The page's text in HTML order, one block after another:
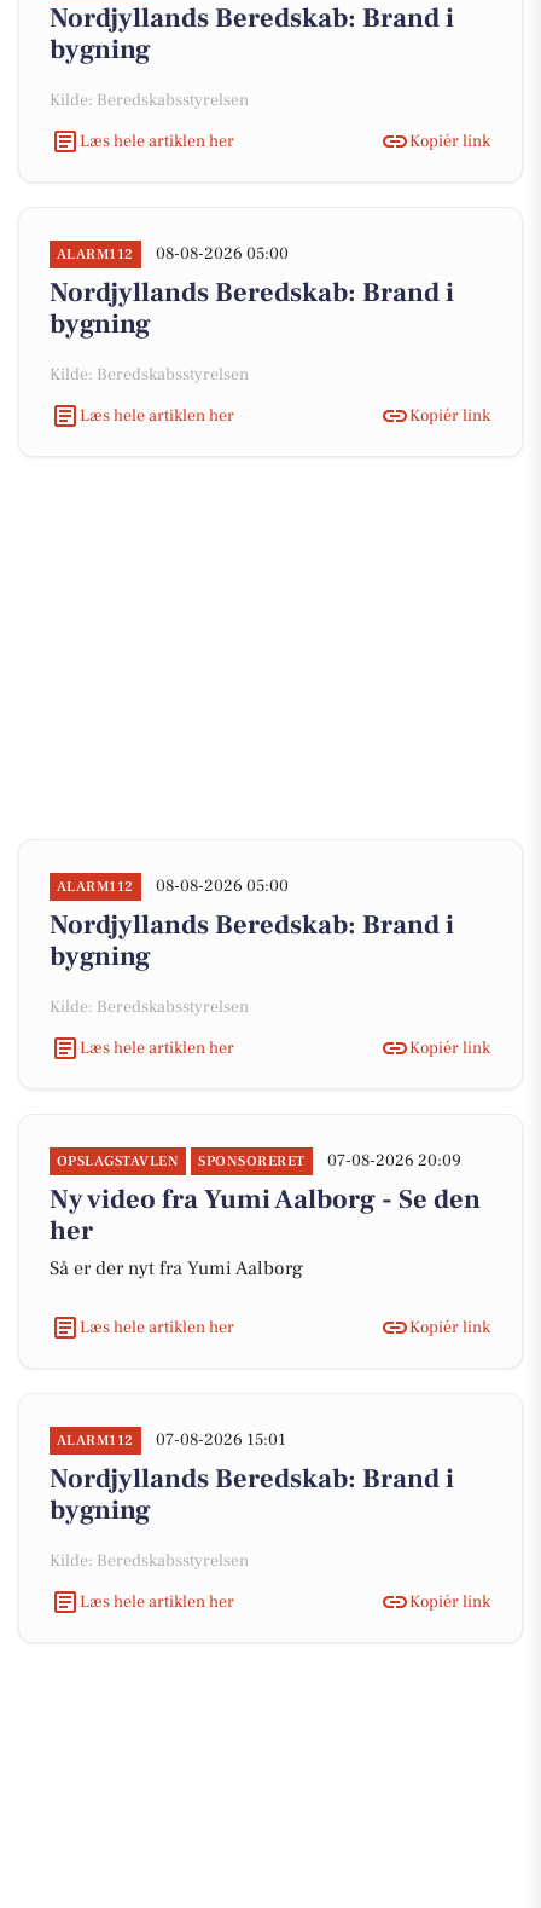
Nordjyllands Beredskab: Brand i
bygning
Kilde: Beredskabsstyrelsen
Læs hele artiklen her
Kopiér link
ALARM112 08-08-2026 05:00
Nordjyllands Beredskab: Brand i
bygning
Kilde: Beredskabsstyrelsen
Læs hele artiklen her
Kopiér link
ALARM112 08-08-2026 05:00
Nordjyllands Beredskab: Brand i
bygning
Kilde: Beredskabsstyrelsen
Læs hele artiklen her
Kopiér link
OPSLAGSTAVLEN SPONSORERET 07-08-2026 20:09
Ny video fra Yumi Aalborg - Se den
her
Så er der nyt fra Yumi Aalborg
Læs hele artiklen her Kopiér link
ALARM112 07-08-2026 15:01
Nordjyllands Beredskab: Brand i
bygning
Kilde: Beredskabsstyrelsen
Læs hele artiklen her
Kopiér link